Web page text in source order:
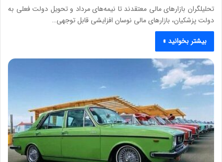
تحلیلگران بازارهای مالی معتقدند تا نیمه‌های مرداد و تحویل دولت فعلی به
دولت پزشکیان، بازارهای مالی نوسان افزایشی قابل توجهی…
بیشتر بخوانید »